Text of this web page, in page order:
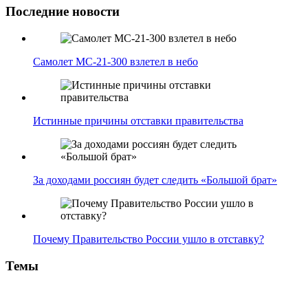
Последние новости
Самолет МС-21-300 взлетел в небо
Истинные причины отставки правительства
За доходами россиян будет следить «Большой брат»
Почему Правительство России ушло в отставку?
Темы